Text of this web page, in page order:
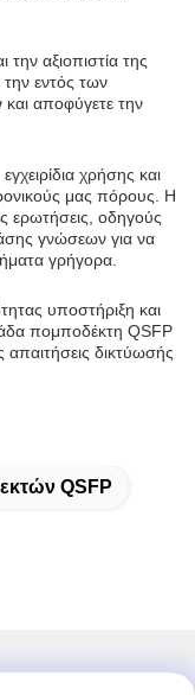
την αξιοπιστία της
εντός των
αποφύγετε την
χρήσης και
μας πόρους. Η
ερωτήσεις, οδηγούς
γνώσεων για να
γρήγορα.
υποστήριξη και
πομποδέκτη QSFP
απαιτήσεις δικτύωσής
QSFP